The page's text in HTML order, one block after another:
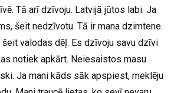
Tā arī dzīvoju. Latvijā jūtos labi. Ja
šeit nedzīvotu. Tā ir mana dzimtene.
šeit valodas dēļ. Es dzīvoju savu dzīvi
notiek apkārt. Neiesaistos masu
Ja mani kāds sāk apspiest, meklēju